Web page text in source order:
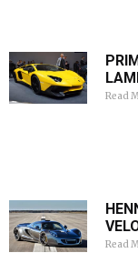
Read
Read